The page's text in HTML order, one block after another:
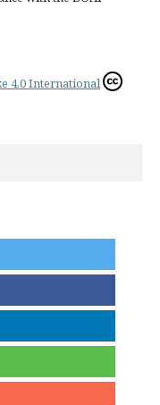
4.0 International